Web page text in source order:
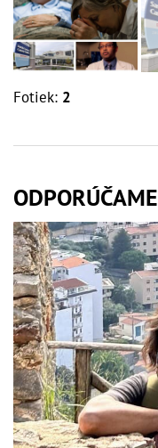
Fotiek: 2
ODPORÚČAME